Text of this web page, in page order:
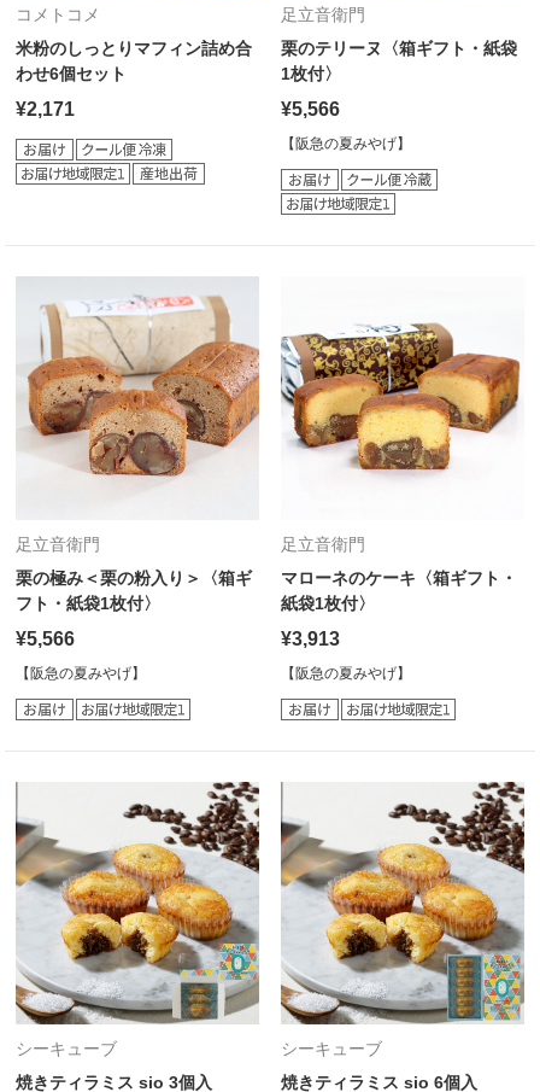
コメトコメ
米粉のしっとりマフィン詰め合
わせ6個セット
¥2,171
足立音衛門
栗のテリーヌ〈箱ギフト・紙袋
1枚付〉
¥5,566
【阪急の夏みやげ】
足立音衛門
栗の極み＜栗の粉入り＞〈箱ギ
フト・紙袋1枚付〉
¥5,566
【阪急の夏みやげ】
足立音衛門
マローネのケーキ〈箱ギフト・
紙袋1枚付〉
¥3,913
【阪急の夏みやげ】
シーキューブ
焼きティラミス sio 3個入
シーキューブ
焼きティラミス sio 6個入